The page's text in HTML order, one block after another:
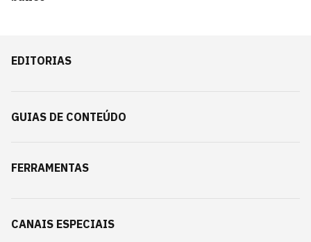
EDITORIAS
GUIAS DE CONTEÚDO
FERRAMENTAS
CANAIS ESPECIAIS